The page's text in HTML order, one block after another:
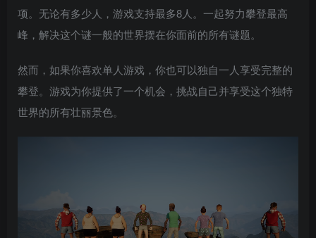
项。无论有多少人，游戏支持最多8人。一起努力攀登最高
峰，解决这个谜一般的世界摆在你面前的所有谜题。
然而，如果你喜欢单人游戏，你也可以独自一人享受完整的
攀登。游戏为你提供了一个机会，挑战自己并享受这个独特
世界的所有壮丽景色。